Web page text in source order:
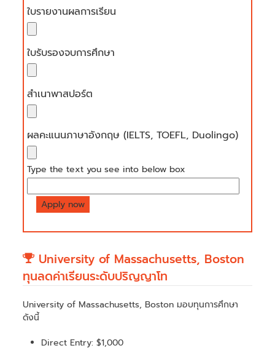
ใบรายงานผลการเรียน
ใบรับรองจบการศึกษา
สำเนาพาสปอร์ต
ผลคะแนนภาษาอังกฤษ (IELTS, TOEFL, Duolingo)
Type the text you see into below box
University of Massachusetts, Boston
ทุนลดค่าเรียนระดับปริญญาโท
University of Massachusetts, Boston มอบทุนการศึกษา
ดังนี้
Direct Entry: $1,000